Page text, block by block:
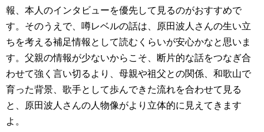
報、本人のインタビューを優先して見るのがおすすめで
す。そのうえで、噂レベルの話は、原田波人さんの生い立
ちを考える補足情報として読むくらいが安心かなと思いま
す。父親の情報が少ないからこそ、断片的な話をつなぎ合
わせて強く言い切るより、母親や祖父との関係、和歌山で
育った背景、歌手として歩んできた流れを合わせて見る
と、原田波人さんの人物像がより立体的に見えてきます
よ。